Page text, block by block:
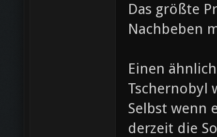
Das größte
Nachbeben
Einen
Tschernobyl
Selbst wenn
derzeit die